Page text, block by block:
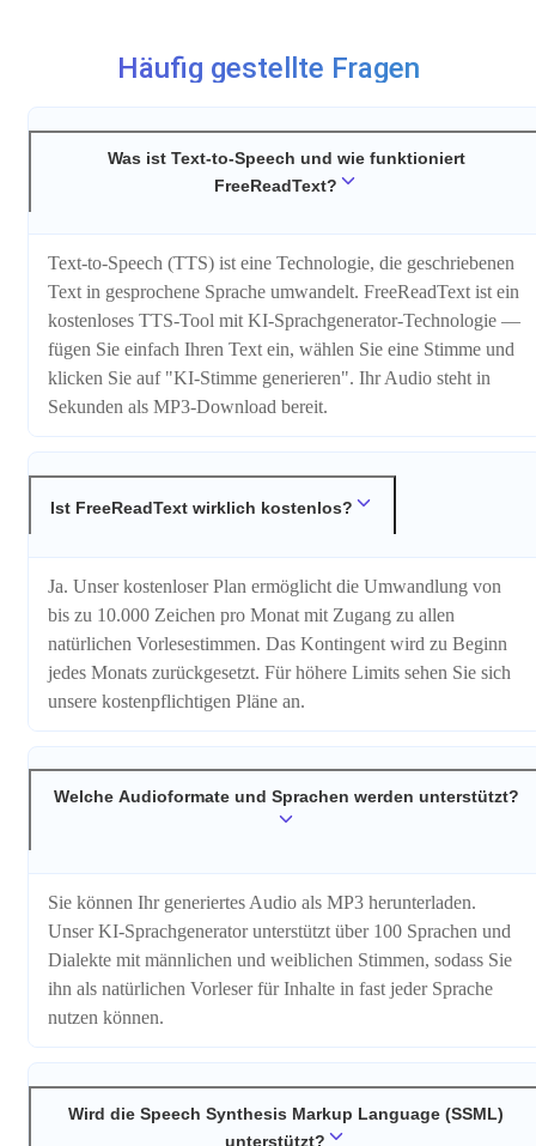
Häufig gestellte Fragen
Was ist Text-to-Speech und wie funktioniert
FreeReadText?
Text-to-Speech (TTS) ist eine Technologie, die geschriebenen
Text in gesprochene Sprache umwandelt. FreeReadText ist ein
kostenloses TTS-Tool mit KI-Sprachgenerator-Technologie —
fügen Sie einfach Ihren Text ein, wählen Sie eine Stimme und
klicken Sie auf "KI-Stimme generieren". Ihr Audio steht in
Sekunden als MP3-Download bereit.
Ist FreeReadText wirklich kostenlos?
Ja. Unser kostenloser Plan ermöglicht die Umwandlung von
bis zu 10.000 Zeichen pro Monat mit Zugang zu allen
natürlichen Vorlesestimmen. Das Kontingent wird zu Beginn
jedes Monats zurückgesetzt. Für höhere Limits sehen Sie sich
unsere kostenpflichtigen Pläne an.
Welche Audioformate und Sprachen werden unterstützt?
Sie können Ihr generiertes Audio als MP3 herunterladen.
Unser KI-Sprachgenerator unterstützt über 100 Sprachen und
Dialekte mit männlichen und weiblichen Stimmen, sodass Sie
ihn als natürlichen Vorleser für Inhalte in fast jeder Sprache
nutzen können.
Wird die Speech Synthesis Markup Language (SSML)
unterstützt?